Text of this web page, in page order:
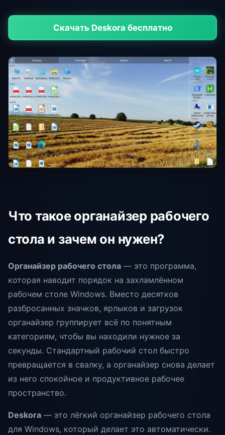
Скачать Deskora бесплатно
Что такое органайзер рабочего
стола и зачем он нужен?
Органайзер рабочего стола — это программа,
которая наводит порядок на захламлённом
рабочем столе Windows. Вместо десятков
разбросанных значков, ярлыков и загрузок
органайзер группирует всё по понятным
категориям, чтобы вы находили нужное за
секунды. Стандартный рабочий стол быстро
превращается в свалку, а органайзер снова делает
из него спокойное и продуктивное рабочее
пространство.
Deskora — это лёгкий органайзер рабочего стола
для Windows, который делает это автоматически.